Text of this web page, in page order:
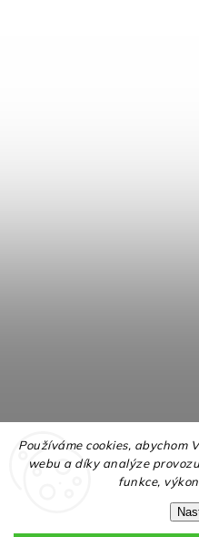
Používáme cookies, abychom
webu a díky analýze
funkce,